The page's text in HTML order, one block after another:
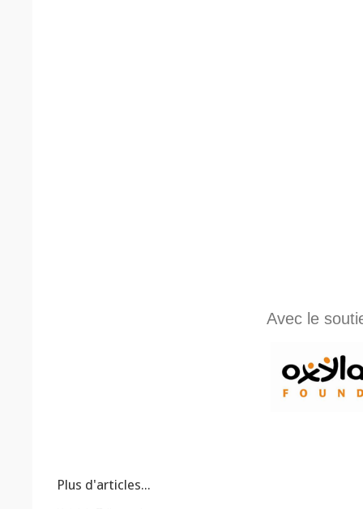
Avec le
Plus d'articles...